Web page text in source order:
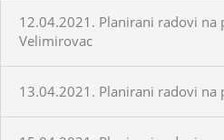
12.04.2021. Planirani radovi na
Velimirovac
13.04.2021. Planirani radovi na